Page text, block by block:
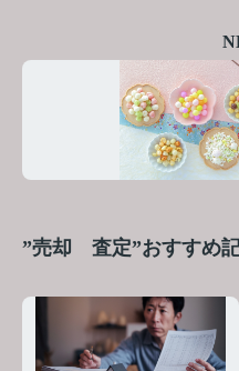
”売却 査定”おすすめ